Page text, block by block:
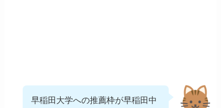
早稲田大学への推薦枠が早稲田中